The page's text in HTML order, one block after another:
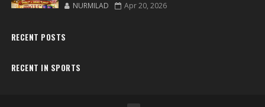
NURMILAD Apr 20, 2026
RECENT POSTS
RECENT IN SPORTS